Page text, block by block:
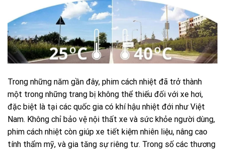
Trong những năm gần đây, phim cách nhiệt đã trở thành
một trong những trang bị không thể thiếu đối với xe hơi,
đặc biệt là tại các quốc gia có khí hậu nhiệt đới như Việt
Nam. Không chỉ bảo vệ nội thất xe và sức khỏe người dùng,
phim cách nhiệt còn giúp xe tiết kiệm nhiên liệu, nâng cao
tính thẩm mỹ, và gia tăng sự riêng tư. Trong số các thương